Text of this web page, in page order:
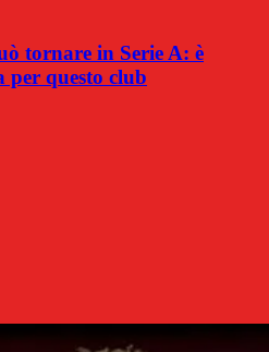
tornare in Serie A: è
per questo club